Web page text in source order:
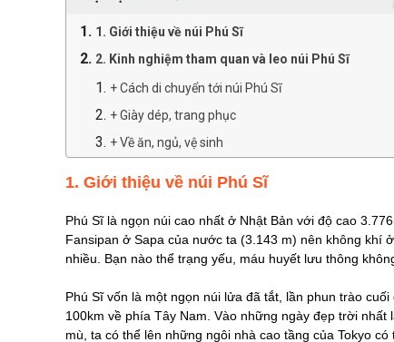
1. Giới thiệu về núi Phú Sĩ
2. Kinh nghiệm tham quan và leo núi Phú Sĩ
+ Cách di chuyển tới núi Phú Sĩ
+ Giày dép, trang phục
+ Về ăn, ngủ, vệ sinh
1. Giới thiệu về núi Phú Sĩ
Phú Sĩ là ngọn núi cao nhất ở Nhật Bản với độ cao
Fansipan ở Sapa của nước ta (3.143 m) nên không khí
nhiều. Bạn nào thể trạng yếu, máu huyết lưu thông
Phú Sĩ vốn là một ngọn núi lửa đã tắt, lần phun trào
100km về phía Tây Nam. Vào những ngày đẹp trời nhất
mù, ta có thể lên những ngôi nhà cao tầng của Tokyo